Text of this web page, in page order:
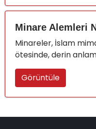
Minare Alemleri
Minareler, İslam
ötesinde, derin
Görüntüle